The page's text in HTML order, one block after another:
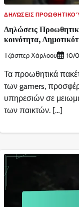
ΔΗΛΏΣΕΙΣ
Δηλώσεις
κοινότητα,
Τζάσπερ Χάρλοου 10/
Τα προωθητικά
των gamers,
υπηρεσιών σε
των παικτών. […]